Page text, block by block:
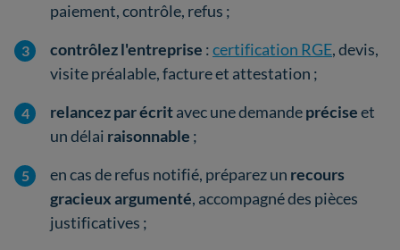
paiement, contrôle, refus ;
contrôlez l'entreprise :certification RGE, devis,
visite préalable, facture et attestation ;
relancez par écritavec une demandepréciseet
un délai raisonnable ;
en cas de refus notifié, préparez un recours
gracieux argumenté, accompagné des pièces
justificatives ;